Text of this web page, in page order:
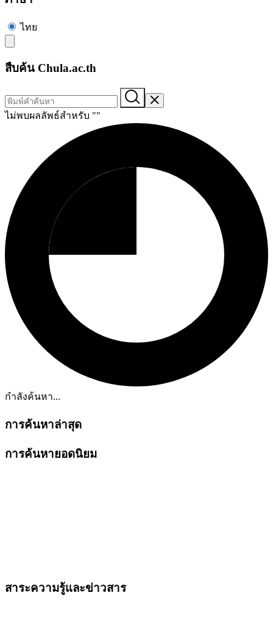
ไทย
สืบค้น Chula.ac.th
ไม่พบผลลัพธ์สำหรับ ""
กำลังค้นหา...
การค้นหาล่าสุด
การค้นหายอดนิยม
สาระความรู้และข่าวสาร